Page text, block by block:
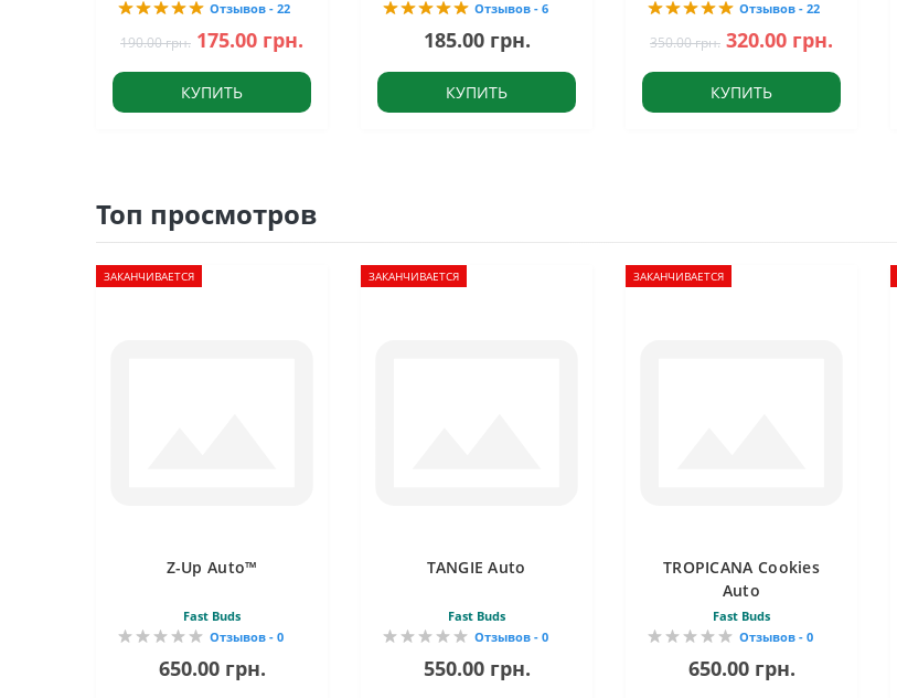
Отзывов - 22
190.00 грн. 175.00 грн.
КУПИТЬ
Отзывов - 6
185.00 грн.
КУПИТЬ
Отзывов - 22
350.00 грн. 320.00 грн.
КУПИТЬ
Топ просмотров
ЗАКАНЧИВАЕТСЯ
Z-Up Auto™
Fast Buds
Отзывов - 0
650.00 грн.
ЗАКАНЧИВАЕТСЯ
TANGIE Auto
Fast Buds
Отзывов - 0
550.00 грн.
ЗАКАНЧИВАЕТСЯ
TROPICANA Cookies
Auto
Fast Buds
Отзывов - 0
650.00 грн.